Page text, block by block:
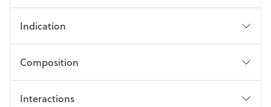
Indication
Composition
Interactions